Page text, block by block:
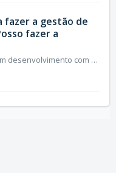
fazer a gestão de
fazer a
Pode sim! Já temos integração em desenvolvimento com alguns softwares de mercado. Entre em contato com a gente para mais informações sobre como integrar...